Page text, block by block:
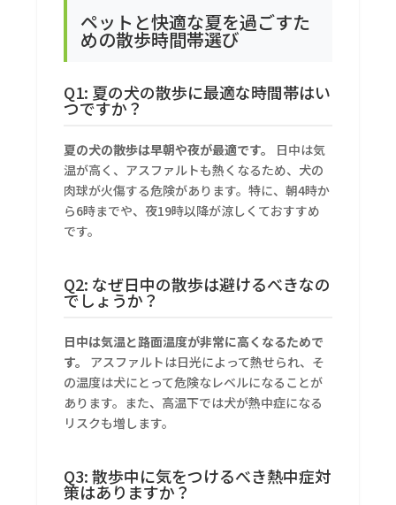
ペットと快適な夏を過ごすた
めの散歩時間帯選び
Q1: 夏の犬の散歩に最適な時間帯はい
つですか？
夏の犬の散歩は早朝や夜が最適です。
日中は気
温が高く、アスファルトも熱くなるため、犬の
肉球が火傷する危険があります。特に、朝4時か
ら6時までや、夜19時以降が涼しくておすすめ
です。
Q2: なぜ日中の散歩は避けるべきなの
でしょうか？
日中は気温と路面温度が非常に高くなるためで
す。
アスファルトは日光によって熱せられ、そ
の温度は犬にとって危険なレベルになることが
あります。また、高温下では犬が熱中症になる
リスクも増します。
Q3: 散歩中に気をつけるべき熱中症対
策はありますか？